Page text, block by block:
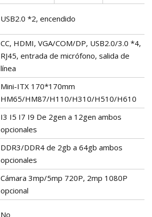
USB2.0 *2, encendido
CC, HDMI, VGA/COM/DP, USB2.0/3.0 *4,
RJ45, entrada de micrófono, salida de
línea
Mini-ITX 170*170mm
HM65/HM87/H110/H310/H510/H610
I3 I5 I7 I9 De 2gen a 12gen ambos
opcionales
DDR3/DDR4 de 2gb a 64gb ambos
opcionales
Cámara 3mp/5mp 720P, 2mp 1080P
opcional
No